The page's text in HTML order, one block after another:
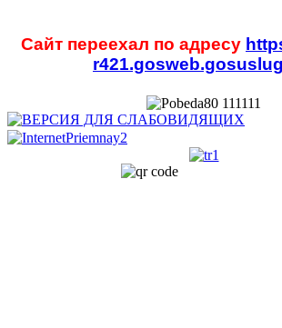
Сайт переехал по адресу